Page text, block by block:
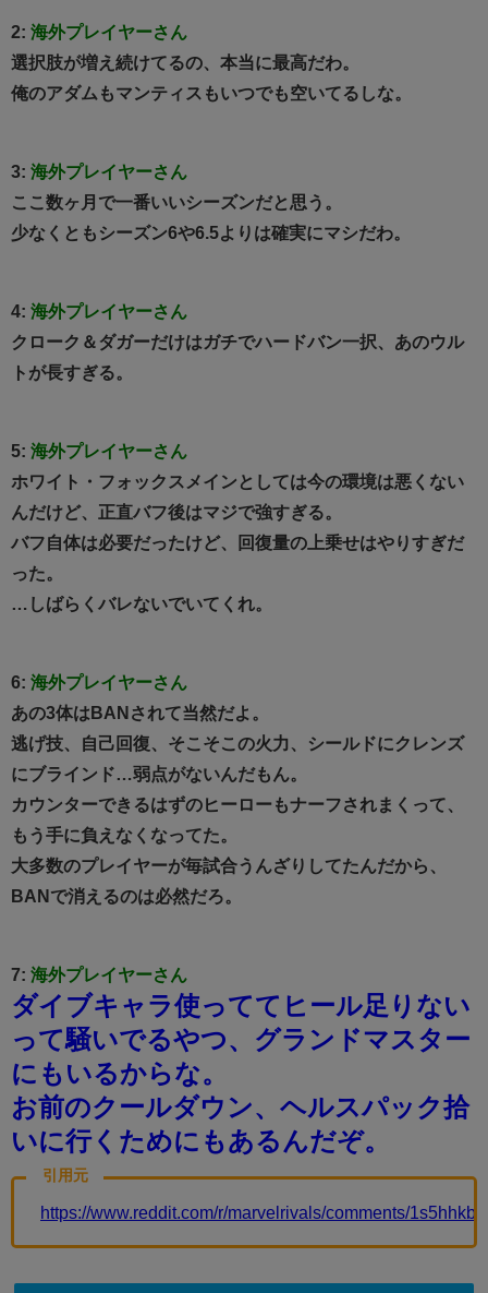
2: 海外プレイヤーさん
選択肢が増え続けてるの、本当に最高だわ。
俺のアダムもマンティスもいつでも空いてるしな。
3: 海外プレイヤーさん
ここ数ヶ月で一番いいシーズンだと思う。
少なくともシーズン6や6.5よりは確実にマシだわ。
4: 海外プレイヤーさん
クローク＆ダガーだけはガチでハードバン一択、あのウル
トが長すぎる。
5: 海外プレイヤーさん
ホワイト・フォックスメインとしては今の環境は悪くない
んだけど、正直バフ後はマジで強すぎる。
バフ自体は必要だったけど、回復量の上乗せはやりすぎだ
った。
…しばらくバレないでいてくれ。
6: 海外プレイヤーさん
あの3体はBANされて当然だよ。
逃げ技、自己回復、そこそこの火力、シールドにクレンズ
にブラインド…弱点がないんだもん。
カウンターできるはずのヒーローもナーフされまくって、
もう手に負えなくなってた。
大多数のプレイヤーが毎試合うんざりしてたんだから、
BANで消えるのは必然だろ。
7: 海外プレイヤーさん
ダイブキャラ使っててヒール足りない
って騒いでるやつ、グランドマスター
にもいるからな。
お前のクールダウン、ヘルスパック拾
いに行くためにもあるんだぞ。
引用元
https://www.reddit.com/r/marvelrivals/comments/